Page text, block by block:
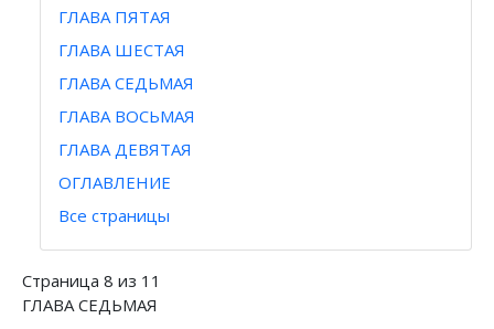
ГЛАВА ПЯТАЯ
ГЛАВА ШЕСТАЯ
ГЛАВА СЕДЬМАЯ
ГЛАВА ВОСЬМАЯ
ГЛАВА ДЕВЯТАЯ
ОГЛАВЛЕНИЕ
Все страницы
Страница 8 из 11
ГЛАВА СЕДЬМАЯ